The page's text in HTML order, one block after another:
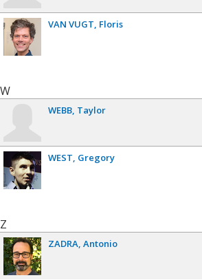
VAN VUGT Floris
W
WEBB Taylor
WEST Gregory
Z
ZADRA Antonio